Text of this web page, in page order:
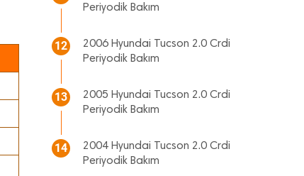
Periyodik Bakım
12
2006 Hyundai Tucson 2.0 Crdi
Periyodik Bakım
13
2005 Hyundai Tucson 2.0 Crdi
Periyodik Bakım
14
2004 Hyundai Tucson 2.0 Crdi
Periyodik Bakım